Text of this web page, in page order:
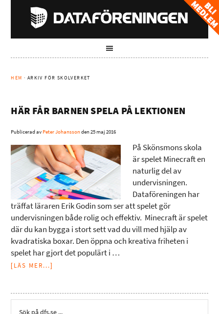
HEM · ARKIV FÖR SKOLVERKET
HÄR FÅR BARNEN SPELA PÅ LEKTIONEN
Publicerad av Peter Johanssonden25 maj 2016
På Skönsmons skola
är spelet Minecraft en
naturlig del av
undervisningen.
Dataföreningen har
träffat läraren Erik Godin som ser att spelet gör
undervisningen både rolig och effektiv. Minecraft är spelet
där du kan bygga i stort sett vad du vill med hjälp av
kvadratiska boxar. Den öppna och kreativa friheten i
spelet har gjort det populärt i …
[LÄS MER...]